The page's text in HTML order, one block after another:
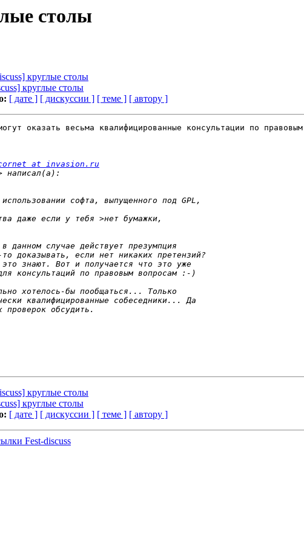
столы
круглые столы
круглые столы
[ дате ] [ дискуссии ] [ теме ] [ автору ]
оказать весьма квалифицированные консультации по правовым
at invasion.ru
круглые столы
круглые столы
[ дате ] [ дискуссии ] [ теме ] [ автору ]
Fest-discuss